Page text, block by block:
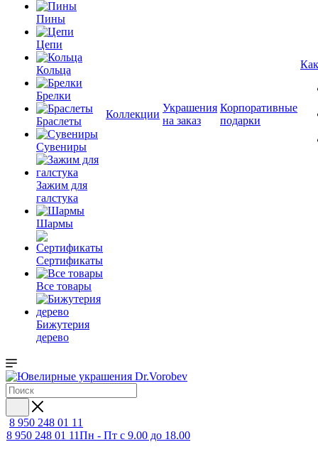
Пины
Цепи
Кольца
Брелки
Браслеты
Сувениры
Зажим для
галстука
Шармы
Сертификаты
Все товары
Бижутерия
дерево
Коллекции
Украшения
на заказ
Корпоративные
подарки
8 950 248 01 11
8 950 248 01 11Пн - Пт с 9.00 до 18.00